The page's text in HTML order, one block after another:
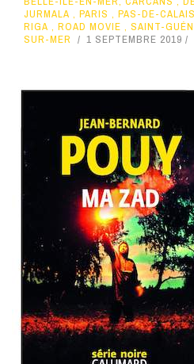
JURMALA , PARIS , PAS-DE-CALAIS
RIGA , ROAD MOVIE , SAINT-
SUR-MER
1 SEPTEMBRE 2019